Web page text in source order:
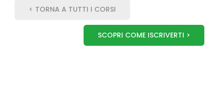
< TORNA A TUTTI I CORSI
SCOPRI COME ISCRIVERTI >